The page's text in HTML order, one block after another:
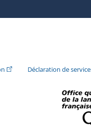
dans une nouvelle
(Cet hyperlien externe
Déclaration de